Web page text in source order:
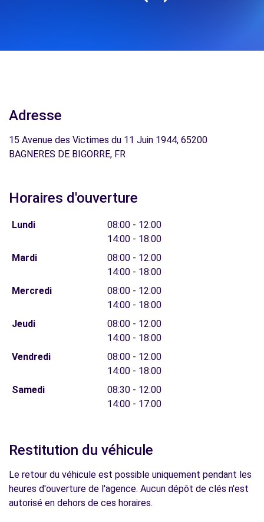
Adresse
15 Avenue des Victimes du 11 Juin 1944, 65200
BAGNERES DE BIGORRE, FR
Horaires d'ouverture
Lundi
08:00 - 12:00
14:00 - 18:00
Mardi
08:00 - 12:00
14:00 - 18:00
Mercredi
08:00 - 12:00
14:00 - 18:00
Jeudi
08:00 - 12:00
14:00 - 18:00
Vendredi
08:00 - 12:00
14:00 - 18:00
Samedi
08:30 - 12:00
14:00 - 17:00
Restitution du véhicule
Le retour du véhicule est possible uniquement pendant les
heures d'ouverture de l'agence. Aucun dépôt de clés n'est
autorisé en dehors de ces horaires.